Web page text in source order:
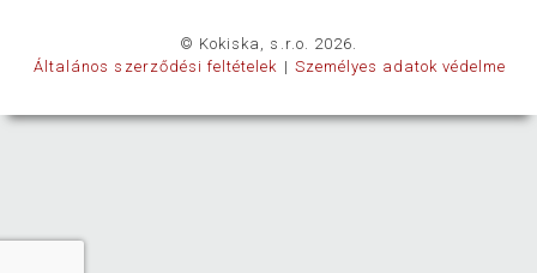
© Kokiska, s.r.o. 2026.
Általános szerződési feltételek
Személyes adatok védelme